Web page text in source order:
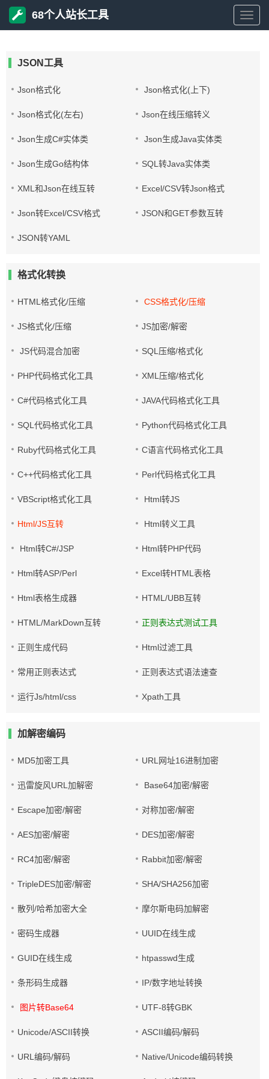
站
68个人站长工具
JSON工具
Json格式化 Json格式化(上下)
Json格式化(左右) Json在线压缩转义
Json生成C#实体类 Json生成Java实体类
Json生成Go结构体 SQL转Java实体类
XML和Json在线互转 Excel/CSV转Json格式
Json转Excel/CSV格式 JSON和GET参数互转
JSON转YAML
格式化转换
HTML格式化/压缩 CSS格式化/压缩
JS格式化/压缩 JS加密/解密
JS代码混合加密 SQL压缩/格式化
PHP代码格式化工具 XML压缩/格式化
C#代码格式化工具 JAVA代码格式化工具
SQL代码格式化工具 Python代码格式化工具
Ruby代码格式化工具 C语言代码格式化工具
C++代码格式化工具 Perl代码格式化工具
VBScript格式化工具 Html转JS
Html/JS互转 Html转义工具
Html转C#/JSP Html转PHP代码
Html转ASP/Perl Excel转HTML表格
Html表格生成器 HTML/UBB互转
HTML/MarkDown互转 正则表达式测试工具
正则生成代码 Html过滤工具
常用正则表达式 正则表达式语法速查
运行Js/html/css Xpath工具
加解密编码
MD5加密工具 URL网址16进制加密
迅雷旋风URL加解密 Base64加密/解密
Escape加密/解密 对称加密/解密
AES加密/解密 DES加密/解密
RC4加密/解密 Rabbit加密/解密
TripleDES加密/解密 SHA/SHA256加密
散列/哈希加密大全 摩尔斯电码加解密
密码生成器 UUID在线生成
GUID在线生成 htpasswd生成
条形码生成器 IP/数字地址转换
图片转Base64 UTF-8转GBK
Unicode/ASCII转换 ASCII编码/解码
URL编码/解码 Native/Unicode编码转换